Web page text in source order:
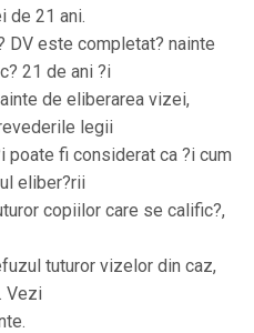
de 21 ani.
DV este completat? nainte
21 de ani ?i
de eliberarea vizei,
legii
poate fi considerat ca ?i cum
eliber?rii
copiilor care se calific?,
tuturor vizelor din caz,
Vezi